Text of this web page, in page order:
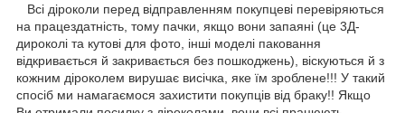
Всі діроколи перед відправленням покупцеві перевіряються
на працездатність, тому пачки, якщо вони запаяні (це 3Д-
дироколі та кутові для фото, інші моделі паковання
відкривається й закривається без пошкоджень), віскуються й з
кожним діроколем вирушає висічка, яке їм зроблене!!! У такий
спосіб ми намагаємося захистити покупців від браку!! Якщо